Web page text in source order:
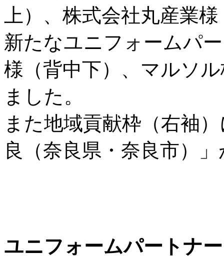
上）、株式会社丸産業
新たなユニフォームパ
様（背中下）、マルソ
ました。
また地域貢献枠（右袖
良（奈良県・奈良市）
ユニフォームパートナ